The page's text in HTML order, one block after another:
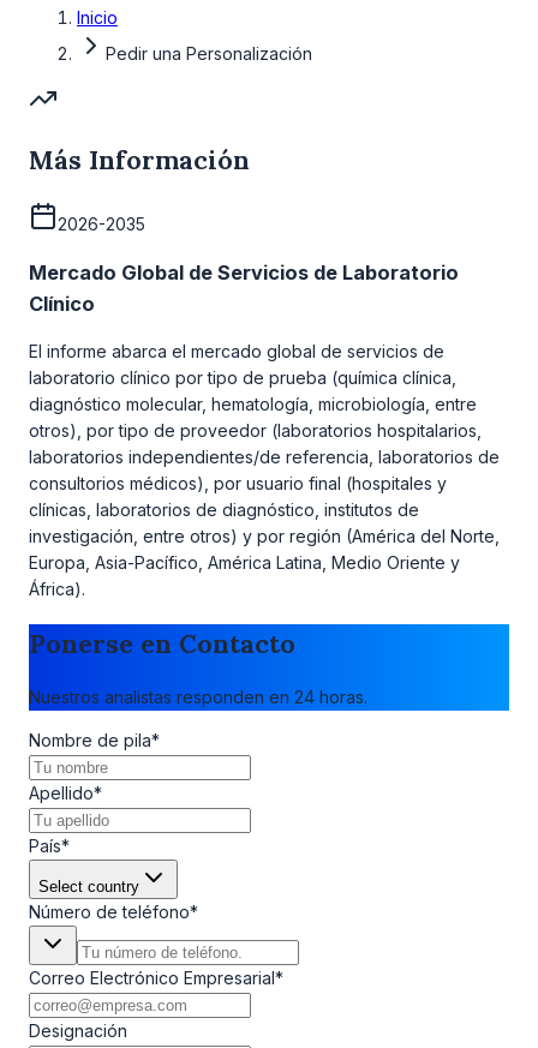
Inicio
Pedir una Personalización
Más Información
2026-2035
Mercado Global de Servicios de Laboratorio
Clínico
El informe abarca el mercado global de servicios de
laboratorio clínico por tipo de prueba (química clínica,
diagnóstico molecular, hematología, microbiología, entre
otros), por tipo de proveedor (laboratorios hospitalarios,
laboratorios independientes/de referencia, laboratorios de
consultorios médicos), por usuario final (hospitales y
clínicas, laboratorios de diagnóstico, institutos de
investigación, entre otros) y por región (América del Norte,
Europa, Asia-Pacífico, América Latina, Medio Oriente y
África).
Ponerse en Contacto
Nuestros analistas responden en 24 horas.
Nombre de pila*
Apellido*
País*
Select country
Número de teléfono*
Correo Electrónico Empresarial*
Designación